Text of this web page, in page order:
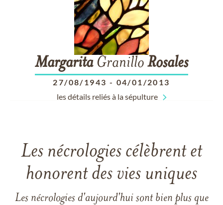
MargaritaGranillo Rosales
27/08/1943 - 04/01/2013
les détails reliés à la sépulture
Les nécrologies célèbrent et
honorent des vies uniques
Les nécrologies d'aujourd'hui sont bien plus que